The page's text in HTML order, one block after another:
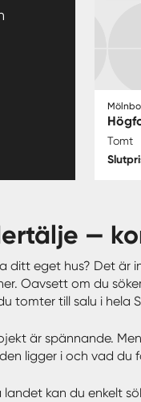
Mölnbo
Tomt
—
ditt eget hus? Det är
Oavsett om du
tomter till salu i hela
är spännande.
ligger i och vad du
landet kan du enkelt